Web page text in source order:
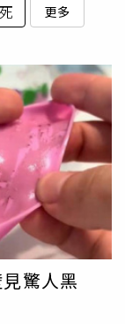
更多
驚人黑